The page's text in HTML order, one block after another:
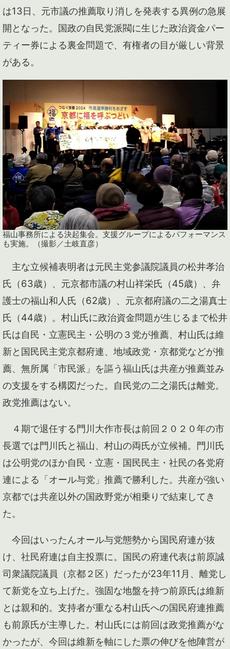
は13日、元市議の推薦取り消しを発表する異例の急展
開となった。国政の自民党派閥に生じた政治資金パー
ティー券による裏金問題で、有権者の目が厳しい背景
がある。
福山事務所による決起集会。支援グループによるパフォーマンス
も実施。（撮影／土岐直彦）
主な立候補表明者は元民主党参議院議員の松井孝治
氏（63歳）、元京都市議の村山祥栄氏（45歳）、弁
護士の福山和人氏（62歳）、元京都府議の二之湯真士
氏（44歳）。村山氏に政治資金問題が生じるまで松井
氏は自民・立憲民主・公明の３党が推薦、村山氏は維
新と国民民主党京都府連、地域政党・京都党などが推
薦、無所属「市民派」を謳う福山氏は共産が推薦並み
の支援をする構図だった。自民党の二之湯氏は離党。
政党推薦はない。
４期で退任する門川大作市長は前回２０２０年の市
長選では門川氏と福山、村山の両氏が立候補。門川氏
は公明党のほか自民・立憲・国民民主・社民の各党府
連による「オール与党」推薦で勝利した。共産が強い
京都では共産以外の国政野党が相乗りで結束してき
た。
今回はいったんオール与党態勢から国民府連が抜
け、社民府連は自主投票に。国民の府連代表は前原誠
司衆議院議員（京都２区）だったが23年11月、離党し
て新党を立ち上げた。強固な地盤を持つ前原氏は維新
とは親和的。支持者が重なる村山氏への国民府連推薦
も前原氏が主導した。村山氏には前回は政党推薦がな
かったが、今回は維新を軸にした票の伸びを他陣営が